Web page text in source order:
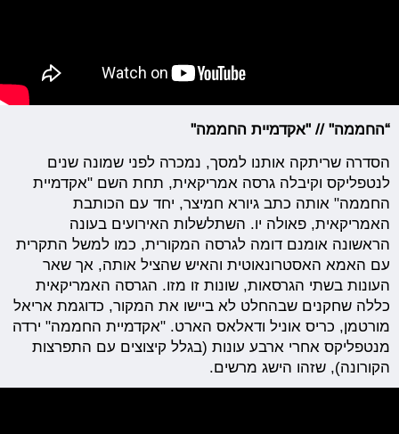
“החממה" // "אקדמיית החממה"
הסדרה שריתקה אותנו למסך, נמכרה לפני שמונה שנים
לנטפליקס וקיבלה גרסה אמריקאית, תחת השם "אקדמיית
החממה" אותה כתב גיורא חמיצר, יחד עם הכותבת
האמריקאית, פאולה יו. השתלשלות האירועים בעונה
הראשונה אומנם דומה לגרסה המקורית, כמו למשל התקרית
עם האמא האסטרונאוטית והאיש שהציל אותה, אך שאר
העונות בשתי הגרסאות, שונות זו מזו. הגרסה האמריקאית
כללה שחקנים שבהחלט לא ביישו את המקור, כדוגמת אריאל
מורטמן, כריס אוניל ודאלאס הארט. "אקדמיית החממה" ירדה
מנטפליקס אחרי ארבע עונות (בגלל קיצוצים עם התפרצות
הקורונה), שזהו הישג מרשים.